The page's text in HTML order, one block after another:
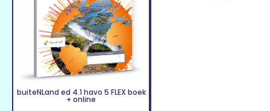
buiteNLand ed 4.1 havo 5 FLEX boek
+ online